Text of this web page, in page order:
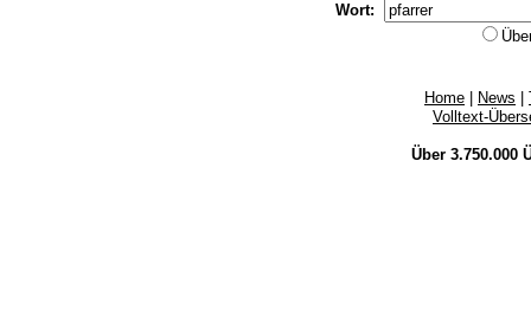
Wort:
Home News
Volltext-
Über 3.750.000